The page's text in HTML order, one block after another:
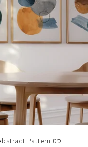
סט Abstract Pattern